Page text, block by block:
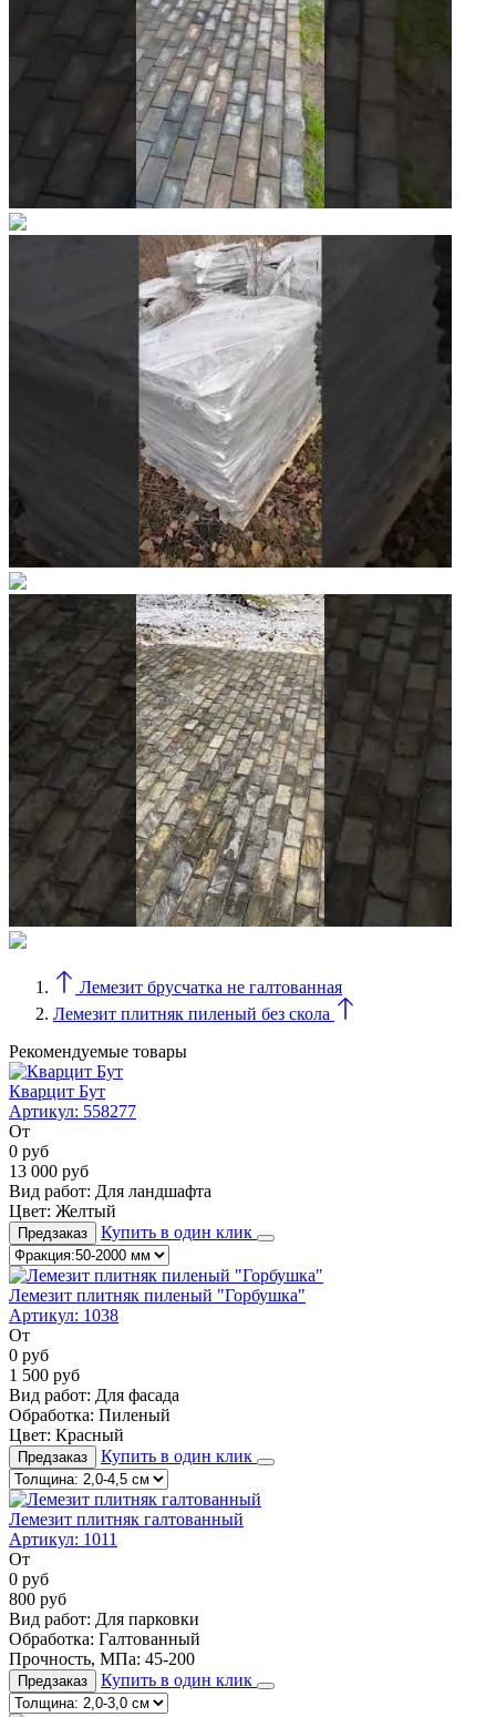
Лемезит брусчатка не галтованная
Лемезит плитняк пиленый без скола
Рекомендуемые товары
Кварцит Бут
Артикул: 558277
От
0 руб
13 000 руб
Вид работ: Для ландшафта
Цвет: Желтый
Предзаказ Купить в один клик
Лемезит плитняк пиленый "Горбушка"
Артикул: 1038
От
0 руб
1 500 руб
Вид работ: Для фасада
Обработка: Пиленый
Цвет: Красный
Предзаказ Купить в один клик
Лемезит плитняк галтованный
Артикул: 1011
От
0 руб
800 руб
Вид работ: Для парковки
Обработка: Галтованный
Прочность, МПа: 45-200
Предзаказ Купить в один клик